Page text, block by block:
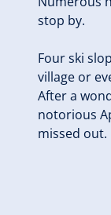
stop by.
Four ski
village or
After a
notorious
missed out.